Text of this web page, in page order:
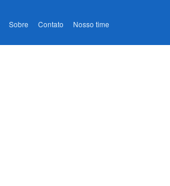
Sobre Contato Nosso time